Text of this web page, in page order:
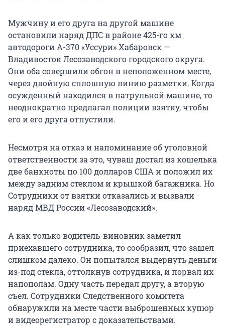
Мужчину и его друга на другой машине
остановили наряд ДПС в районе 425-го км
автодороги А-370 «Уссури» Хабаровск —
Владивосток Лесозаводского городского округа.
Они оба совершили обгон в неположенном месте,
через двойную сплошную линию разметки. Когда
осужденный находился в патрульной машине, то
неоднократно предлагал полиции взятку, чтобы
его и его друга отпустили.
Несмотря на отказ и напоминание об уголовной
ответственности за это, чуваш достал из кошелька
две банкноты по 100 долларов США и положил их
между задним стеклом и крышкой багажника. Но
Сотрудники от взятки отказались и вызвали
наряд МВД России «Лесозаводский».
А как только водитель-виновник заметил
приехавшего сотрудника, то сообразил, что зашел
слишком далеко. Он попытался выдернуть деньги
из-под стекла, оттолкнув сотрудника, и порвал их
напополам. Одну часть передал другу, а вторую
съел. Сотрудники Следственного комитета
обнаружили на месте части выброшенных купюр
и видеорегистратор с доказательствами.